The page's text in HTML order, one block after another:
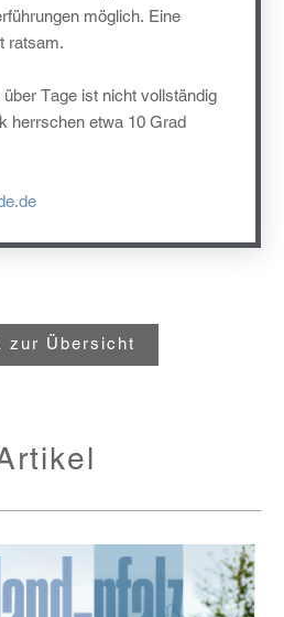
möglich. Eine
ratsam.
Tage ist nicht vollständig
herrschen etwa 10 Grad
zur Übersicht